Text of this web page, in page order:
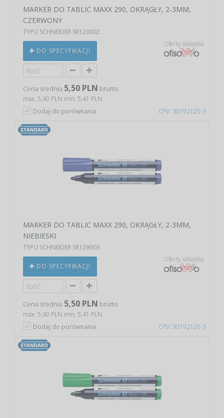
CPV: 30192125-3
MARKER DO TABLIC MAXX 290, OKRĄGŁY, 2-3MM,
CZERWONY
TYPU SCHNEIDER SR129002
DO SPECYFIKACJI
Oferty sklepów
Cena średnia 5,50 PLN brutto
max. 5,60 PLN min. 5,41 PLN
Dodaj do porównania
CPV: 30192125-3
MARKER DO TABLIC MAXX 290, OKRĄGŁY, 2-3MM,
NIEBIESKI
TYPU SCHNEIDER SR129003
DO SPECYFIKACJI
Oferty sklepów
Cena średnia 5,50 PLN brutto
max. 5,60 PLN min. 5,41 PLN
Dodaj do porównania